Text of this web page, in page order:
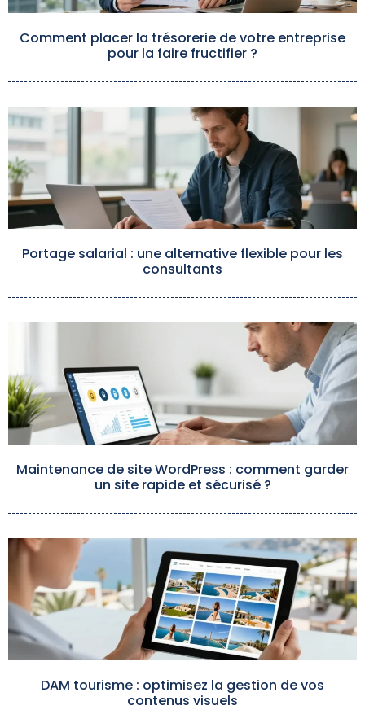
Comment placer la trésorerie de votre entreprise
pour la faire fructifier ?
Portage salarial : une alternative flexible pour les
consultants
Maintenance de site WordPress : comment garder
un site rapide et sécurisé ?
DAM tourisme : optimisez la gestion de vos
contenus visuels